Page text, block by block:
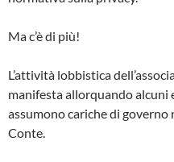
Ma c’è di più!
L’attività lobbistica
manifesta allorquando
assumono cariche di
Conte.